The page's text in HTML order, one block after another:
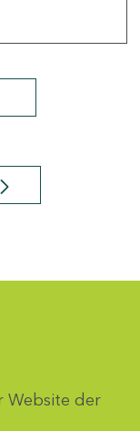
Website der